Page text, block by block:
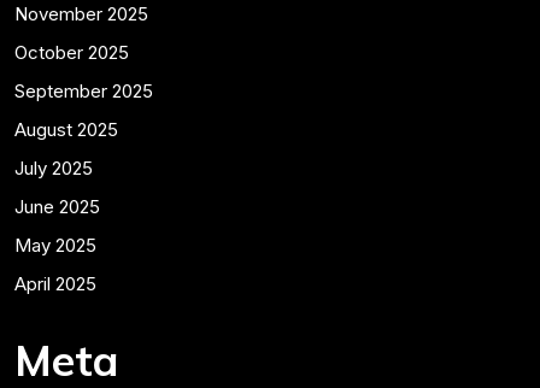
November 2025
October 2025
September 2025
August 2025
July 2025
June 2025
May 2025
April 2025
Meta